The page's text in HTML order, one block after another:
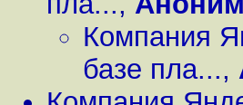
Компания
базе пла...,